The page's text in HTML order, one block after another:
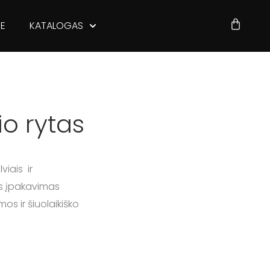
KATALOGAS
rytas
ir
įpakavimas
ir šiuolaikiško